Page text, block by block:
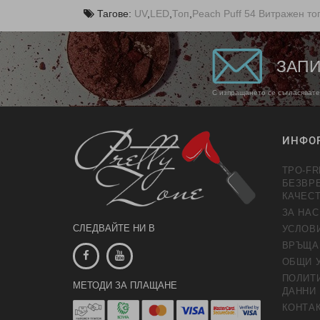
Тагове: UV, LED Топ Peach Puff 54 Витражен
С изпращането се
СЛЕДВАЙТЕ НИ В
МЕТОДИ ЗА ПЛАЩАНЕ
TPO-
ЗА НАС
ОБЩИ
ДАННИ